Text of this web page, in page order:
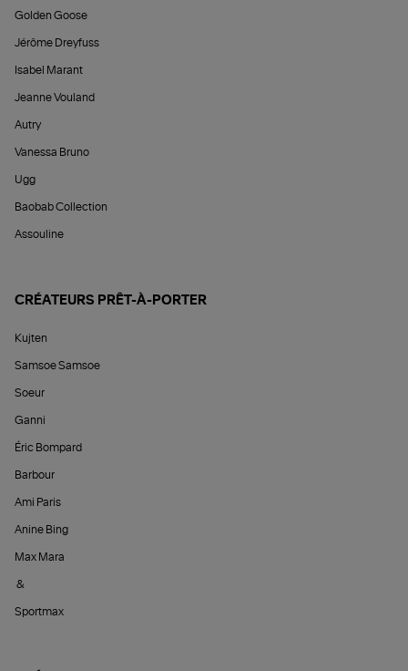
Golden Goose
Jérôme Dreyfuss
Isabel Marant
Jeanne Vouland
Autry
Vanessa Bruno
Ugg
Baobab Collection
Assouline
CRÉATEURS PRÊT-À-PORTER
Kujten
Samsoe Samsoe
Soeur
Ganni
Éric Bompard
Barbour
Ami Paris
Anine Bing
Max Mara
&
Sportmax